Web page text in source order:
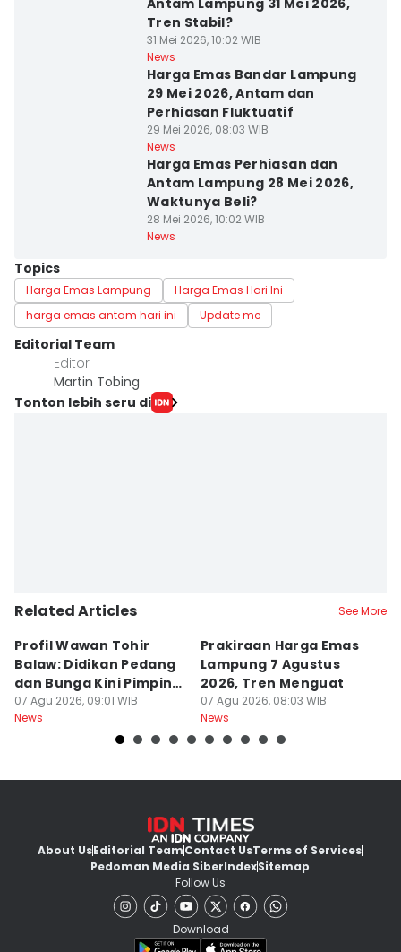
Antam Lampung 31 Mei 2026,
Tren Stabil?
31 Mei 2026, 10:02 WIB
News
Harga Emas Bandar Lampung
29 Mei 2026, Antam dan
Perhiasan Fluktuatif
29 Mei 2026, 08:03 WIB
News
Harga Emas Perhiasan dan
Antam Lampung 28 Mei 2026,
Waktunya Beli?
28 Mei 2026, 10:02 WIB
News
Topics
Harga Emas Lampung
Harga Emas Hari Ini
harga emas antam hari ini
Update me
Editorial Team
Editor
Martin Tobing
Tonton lebih seru di
Related Articles See More
Profil Wawan Tohir
Balaw: Didikan Pedang
dan Bunga Kini Pimpin
PRI Lampung
07 Agu 2026, 09:01 WIB
News
Prakiraan Harga Emas
Lampung 7 Agustus
2026, Tren Menguat
07 Agu 2026, 08:03 WIB
News
About UsEditorial TeamContact UsTerms of Services
Pedoman Media SiberIndexSitemap
Follow Us
Download